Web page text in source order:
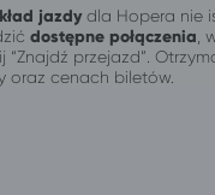
jazdydla Hopera nie
dostępne połączenia ,
“Znajdź przejazd”.
oraz cenach biletów.